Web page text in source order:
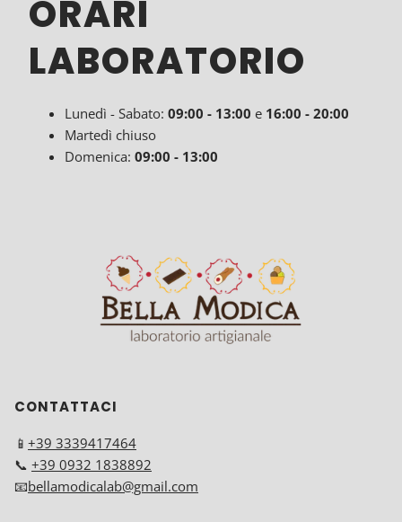
ORARI
LABORATORIO
Lunedì - Sabato: 09:00 - 13:00 e 16:00 - 20:00
Martedì chiuso
Domenica: 09:00 - 13:00
CONTATTACI
📱 +39 3339417464
📞 +39 0932 1838892
📧bellamodicalab@gmail.com